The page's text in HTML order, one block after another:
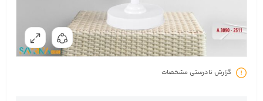
گزارش نادرستی مشخصات